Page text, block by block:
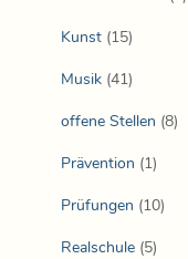
Kunst (15)
Musik (41)
offene Stellen (8)
Prävention (1)
Prüfungen (10)
Realschule (5)